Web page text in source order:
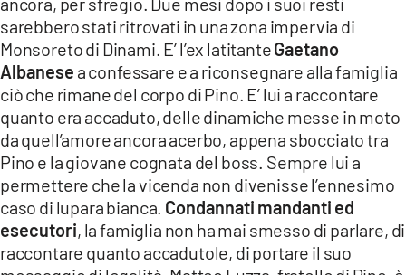
sarebbero stati ritrovati in una zona impervia di
Monsoreto di Dinami. E’ l’ex latitanteGaetano
Albanese a confessare e a riconsegnare alla famiglia
ciò che rimane del corpo di Pino. E’ lui a raccontare
quanto era accaduto, delle dinamiche messe in moto
da quell’amore ancora acerbo, appena sbocciato tra
Pino e la giovane cognata del boss. Sempre lui a
permettere che la vicenda non divenisse l’ennesimo
caso di lupara bianca. Condannati mandanti ed
esecutori, la famiglia non ha mai smesso di parlare, di
raccontare quanto accadutole, di portare il suo